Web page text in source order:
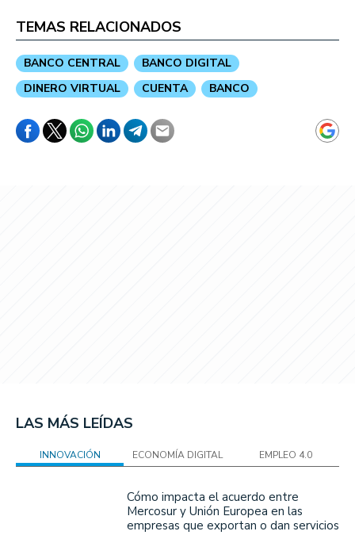
TEMAS RELACIONADOS
BANCO CENTRAL
BANCO DIGITAL
DINERO VIRTUAL
CUENTA BANCO
LAS MÁS LEÍDAS
INNOVACIÓN ECONOMÍA DIGITAL EMPLEO 4.0
Cómo impacta el acuerdo entre
Mercosur y Unión Europea en las
empresas que exportan o dan servicios